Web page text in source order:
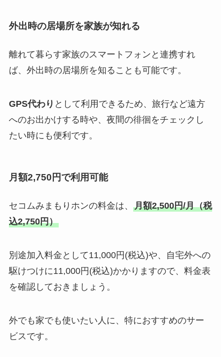
外出時の居場所を家族が知れる
離れて暮らす家族のスマートフォンと連携すれ
ば、外出時の居場所を知ることも可能です。
GPS代わり として利用できるため、旅行など遠方
へのお出かけする時や、夜間の徘徊をチェックし
たい時にも便利です。
月額2,750円で利用可能
セコムみまもりホンの料金は、 月額2,500円/月（税
込2,750円）
別途加入料金として11,000円(税込)や、自宅外への
駆けつけに11,000円(税込)かかりますので、料金表
を確認しておきましょう。
外でも家でも使いたい人に、特におすすめのサー
ビスです。